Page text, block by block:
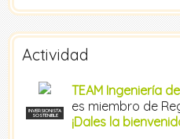
Actividad
INVERSIONISTA
SOSTENIBLE
TEAM Ingeniería
es miembro de
¡Dales la